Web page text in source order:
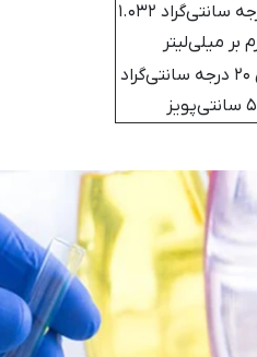
در 25 درجه سانتی‌گراد 1.032
بر میلی‌لیتر
در دمای 20 درجه سانتی‌گراد